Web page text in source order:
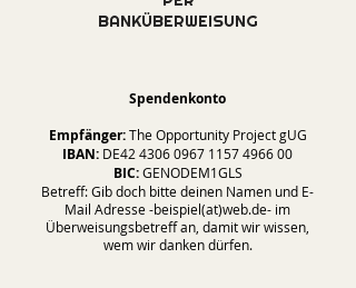
BANKÜBERWEISUNG
Spendenkonto
Empfänger:The Opportunity Project gUG
IBAN: DE42 4306 0967 1157 496600
BIC:GENODEM1GLS
Betreff: Gib doch bitte deinen Namen und E-
Mail Adresse -beispiel(at)web.de- im
Überweisungsbetreff an, damit wir wissen,
wem wir danken dürfen.